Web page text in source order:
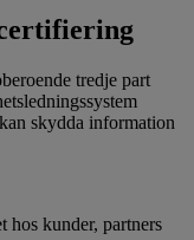
tredje part
skydda information
hos kunder, partners